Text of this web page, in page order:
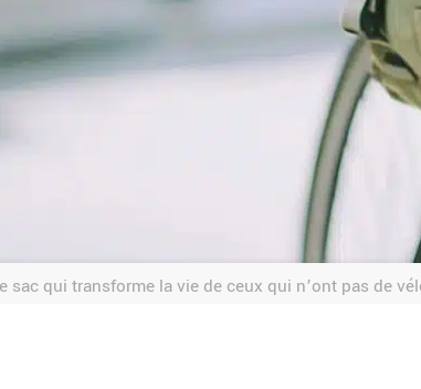
sac qui transforme la vie de ceux qui n’ont pas de